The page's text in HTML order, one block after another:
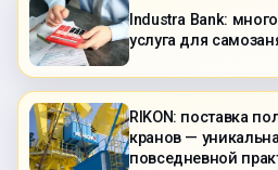
Industra Bank:
услуга для
RIKON: поставка
кранов —
повседневной